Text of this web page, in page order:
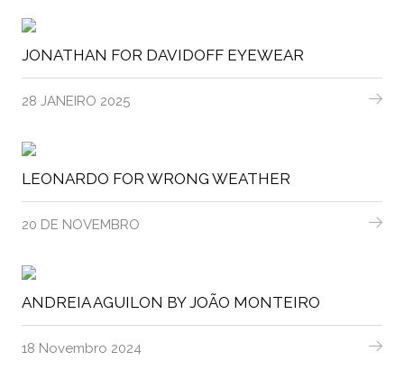
JONATHAN FOR DAVIDOFF EYEWEAR
28 JANEIRO 2025
LEONARDO FOR WRONG WEATHER
20 DE NOVEMBRO
ANDREIA AGUILON BY JOÃO MONTEIRO
18 Novembro 2024